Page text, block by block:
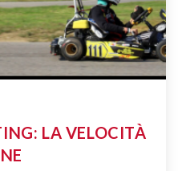
LA VELOCITÀ